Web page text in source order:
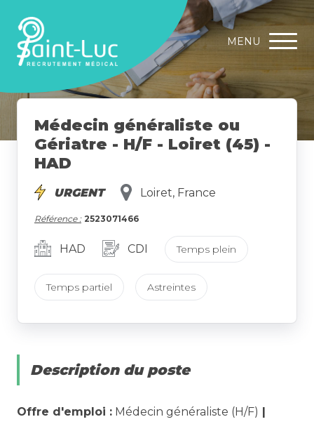
MENU
Médecin généraliste ou
Gériatre - H/F - Loiret (45) -
HAD
URGENT Loiret, France
Référence : 2523071466
HAD CDI Temps plein
Temps partiel Astreintes
Description du poste
Offre d'emploi : Médecin généraliste (H/F) |